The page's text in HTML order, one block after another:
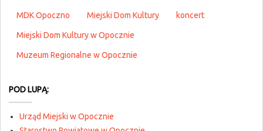
MDK Opoczno Miejski Dom Kultury koncert
Miejski Dom Kultury w Opocznie
Muzeum Regionalne w Opocznie
POD LUPĄ:
Urząd Miejski w Opocznie